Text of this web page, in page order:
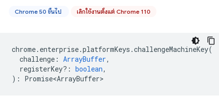
Chrome 50 ขึ้นไป เลิกใช้งานตั้งแต่ Chrome 110
chrome. enterprise.platformKeys .challengeMachineKey(
challenge : ArrayBuffer,
registerKey? : boolean,
) : Promise<ArrayBuffer>